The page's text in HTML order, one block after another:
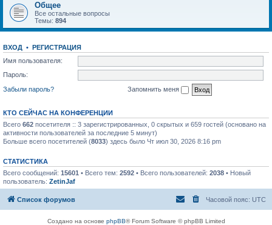
Общее
Все остальные вопросы
Темы: 894
ВХОД • РЕГИСТРАЦИЯ
Имя пользователя:
Пароль:
Забыли пароль?
Запомнить меня
КТО СЕЙЧАС НА КОНФЕРЕНЦИИ
Всего 662 посетителя :: 3 зарегистрированных, 0 скрытых и 659 гостей (основано на
активности пользователей за последние 5 минут)
Больше всего посетителей (8033) здесь было Чт июл 30, 2026 8:16 pm
СТАТИСТИКА
Всего сообщений: 15601 • Всего тем: 2592 • Всего пользователей: 2038 • Новый
пользователь: ZetinJaf
Список форумов Часовой пояс: UTC
Создано на основе phpBB® Forum Software © phpBB Limited